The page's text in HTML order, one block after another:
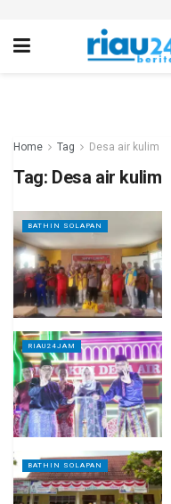
Home Tag Desa air kulim
Tag: Desa air kulim
BATHIN SOLAPAN
RIAU24JAM
BATHIN SOLAPAN